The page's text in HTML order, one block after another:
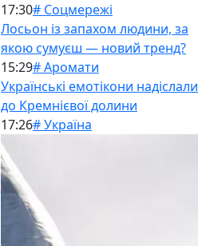
17:30# Соцмережі
Лосьон із запахом людини, за
якою сумуєш — новий тренд?
15:29# Аромати
Українські емотікони надіслали
до Кремнієвої долини
17:26# Україна